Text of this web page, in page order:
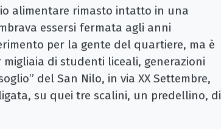
alimentare rimasto intatto in una
essersi fermata agli anni
per la gente del quartiere, ma è
di studenti liceali, generazioni
del San Nilo, in via XX Settembre,
su quei tre scalini, un predellino, di